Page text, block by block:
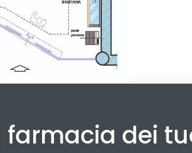
farmacia dei